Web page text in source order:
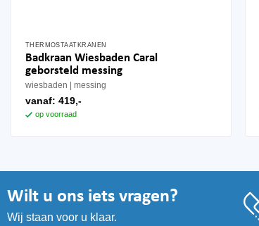
THERMOSTAATKRANEN
Badkraan Wiesbaden Caral
geborsteld messing
wiesbaden messing
vanaf: 419,-
op voorraad
Wilt u ons iets vragen?
Wij staan voor u klaar.